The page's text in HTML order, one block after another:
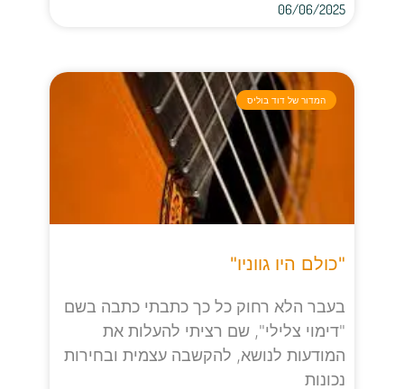
06/06/2025
המדור של דוד בוליס
"כולם היו גווניו"
בעבר הלא רחוק כל כך כתבתי כתבה בשם
"דימוי צלילי", שם רציתי להעלות את
המודעות לנושא, להקשבה עצמית ובחירות
נכונות